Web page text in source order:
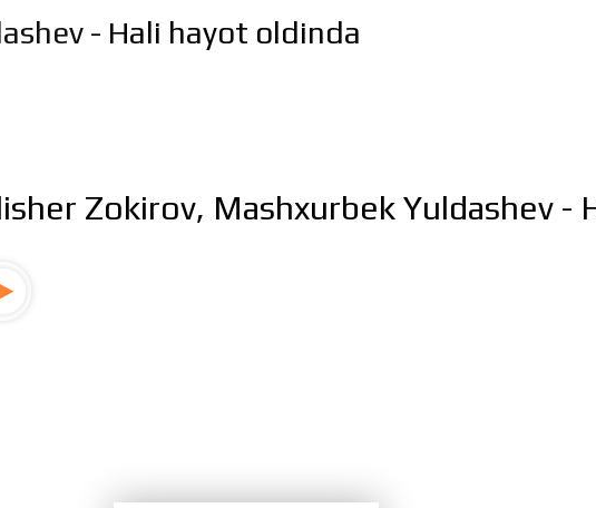
- Hali hayot oldinda
Zokirov, Mashxurbek Yuldashev -